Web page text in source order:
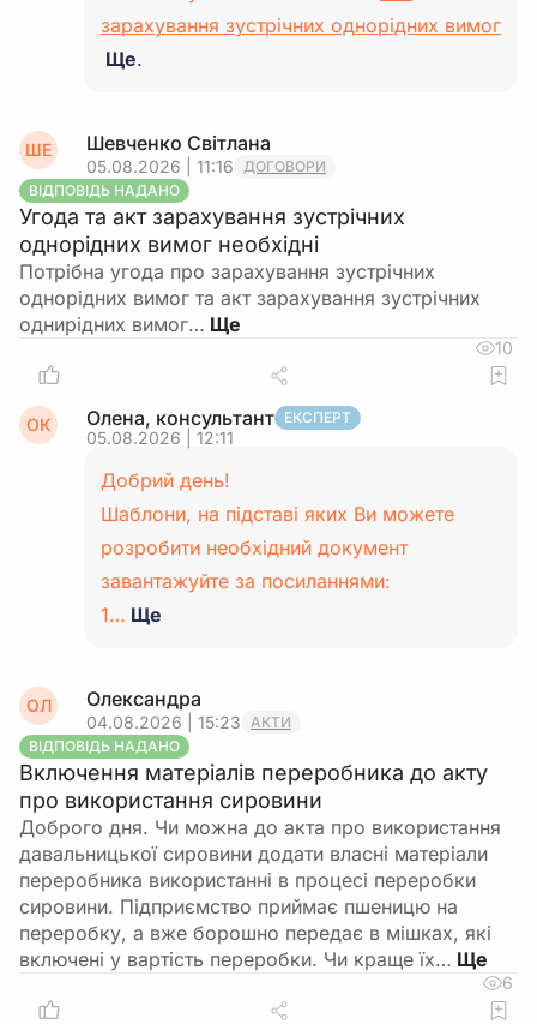
зарахування зустрічних однорідних вимог
Ще.
ШЕ Шевченко Світлана
05.08.2026 | 11:16 ДОГОВОРИ
ВІДПОВІДЬ НАДАНО
Угода та акт зарахування зустрічних
однорідних вимог необхідні
Потрібна угода про зарахування зустрічних
однорідних вимог та акт зарахування зустрічних
однирідних вимог…
10
ОК Олена, консультант ЕКСПЕРТ
05.08.2026 | 12:11
Добрий день!
Шаблони, на підставі яких Ви можете
розробити необхідний документ
завантажуйте за посиланнями:
1… Ще
ОЛ Олександра
04.08.2026 | 15:23 АКТИ
ВІДПОВІДЬ НАДАНО
Включення матеріалів переробника до акту
про використання сировини
Доброго дня. Чи можна до акта про використання
давальницької сировини додати власні матеріали
переробника використанні в процесі переробки
сировини. Підприємство приймає пшеницю на
переробку, а вже борошно передає в мішках, які
включені у вартість переробки. Чи краще їх…
6